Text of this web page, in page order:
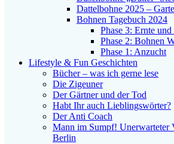
Dattelbohne 2025 –
Bohnen Tagebuch 2024
Phase 3: Ernte und
Phase 2: Bohnen
Phase 1: Anzucht
Lifestyle & Fun Geschichten
Bücher – was ich gerne lese
Die Zigeuner
Der Gärtner und der Tod
Habt Ihr auch Lieblingswörter?
Der Anti Coach
Mann im Sumpf! Unerwarteter
Berlin